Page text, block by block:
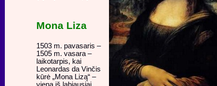
Mona Liza
1503 m. pavasaris –
1505 m. vasara –
laikotarpis, kai
Leonardas da Vinčis
kūrė „Mona Lizą“ –